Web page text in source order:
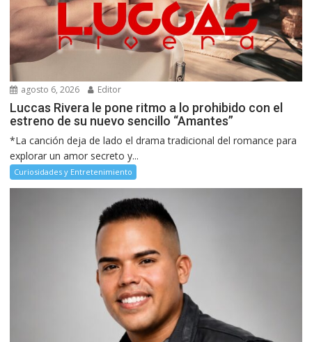
agosto 6, 2026 Editor
Luccas Rivera le pone ritmo a lo prohibido con el
estreno de su nuevo sencillo “Amantes”
*La canción deja de lado el drama tradicional del romance para
explorar un amor secreto y...
Curiosidades y Entretenimiento